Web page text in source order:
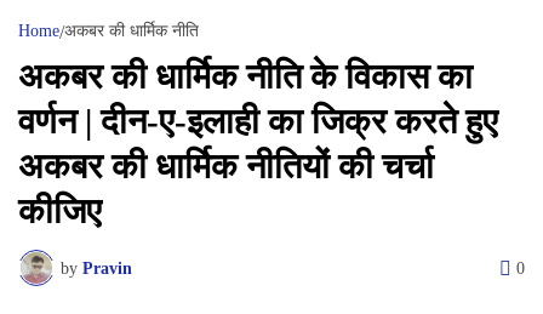
Home अकबर की धार्मिक नीति
अकबर की धार्मिक नीति के विकास का
वर्णन | दीन-ए-इलाही का जिक्र करते हुए
अकबर की धार्मिक नीतियों की चर्चा
कीजिए
by Pravin 0